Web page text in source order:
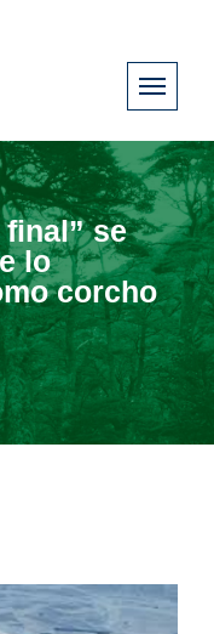
se
lo
corcho